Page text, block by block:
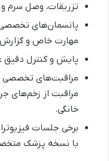
تزریقات، وصل سرم
پانسمان‌های تخصصی
مهارت خاص و گزارش
پایش و کنترل دقیق
مراقبت‌های تخصصی
مراقبت از زخم‌های
خانگی.
برخی جلسات
با نسخه پزشک